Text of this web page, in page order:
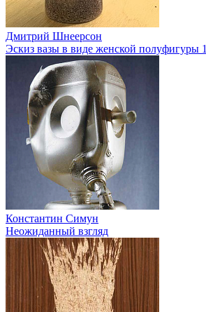
Дмитрий Шнеерсон
Эскиз вазы в виде женской полуфигуры 1
Константин Симун
Неожиданный взгляд